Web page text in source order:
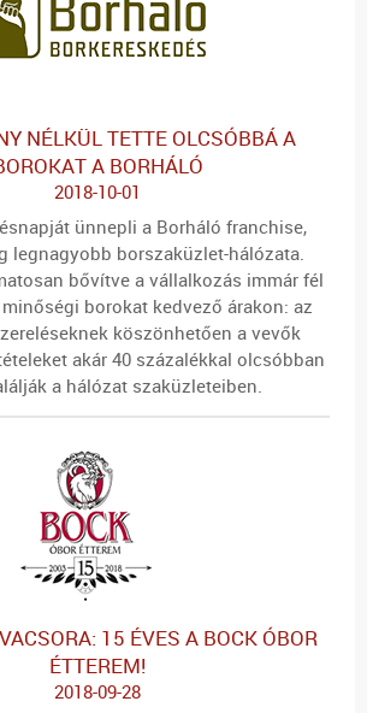
NÉLKÜL TETTE OLCSÓBBÁ A
A BORHÁLÓ
2018-10-01
ünnepli a Borháló franchise,
legnagyobb borszaküzlet-hálózata.
bővítve a vállalkozás immár fél
borokat kedvező árakon: az
köszönhetően a vevők
akár 40 százalékkal olcsóbban
a hálózat szaküzleteiben.
15 ÉVES A BOCK ÓBOR
ÉTTEREM!
2018-09-28